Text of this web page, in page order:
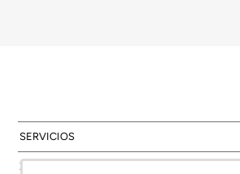
SERVICIOS
ZONAS